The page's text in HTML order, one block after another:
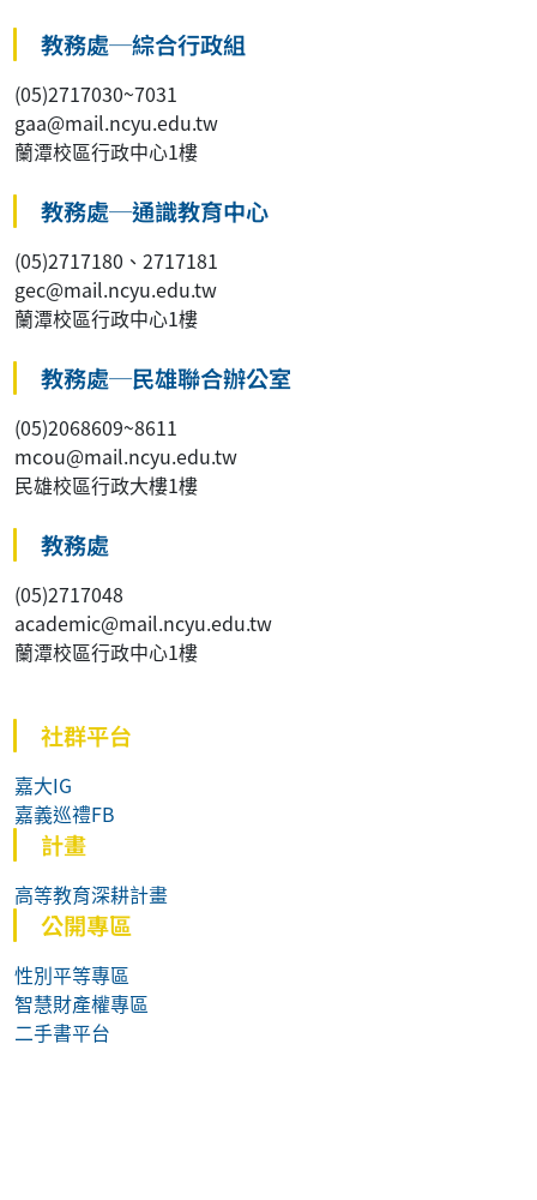
教務處─綜合行政組
(05)2717030~7031
gaa@mail.ncyu.edu.tw
蘭潭校區行政中心1樓
教務處─通識教育中心
(05)2717180、2717181
gec@mail.ncyu.edu.tw
蘭潭校區行政中心1樓
教務處─民雄聯合辦公室
(05)2068609~8611
mcou@mail.ncyu.edu.tw
民雄校區行政大樓1樓
教務處
(05)2717048
academic@mail.ncyu.edu.tw
蘭潭校區行政中心1樓
社群平台
嘉大IG
嘉義巡禮FB
計畫
高等教育深耕計畫
公開專區
性別平等專區
智慧財產權專區
二手書平台